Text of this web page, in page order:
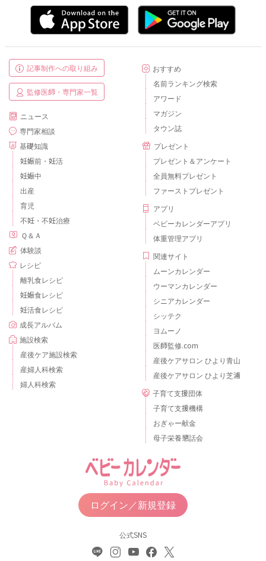
記事制作への取り組み
監修医師・専門家一覧
ニュース
専門家相談
基礎知識
妊娠前・妊活
妊娠中
出産
育児
不妊・不妊治療
Ｑ＆Ａ
体験談
レシピ
離乳食レシピ
妊娠食レシピ
妊活食レシピ
成長アルバム
施設検索
産後ケア施設検索
産婦人科検索
婦人科検索
おすすめ
名前ランキング検索
アワード
マガジン
タウン誌
プレゼント
プレゼント＆アンケート
全員無料プレゼント
ファーストプレゼント
アプリ
ベビーカレンダーアプリ
体重管理アプリ
関連サイト
ムーンカレンダー
ウーマンカレンダー
シニアカレンダー
シッテク
ヨムーノ
医師監修.com
産後ケアサロン ひより青山
産後ケアサロン ひより芝浦
子育て支援団体
子育て支援機構
おぎゃー献金
母子栄養懇話会
ログイン／新規登録
公式SNS